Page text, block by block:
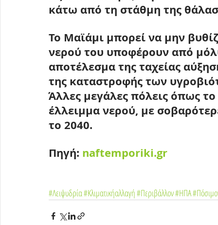
κάτω από τη στάθμη της
Το Μαϊάμι μπορεί να μην
νερού του υποφέρουν από
αποτέλεσμα της ταχείας
της καταστροφής των
Άλλες μεγάλες πόλεις όπως το
έλλειμμα νερού, με
το 2040.
Πηγή: naftemporiki.gr
#Λειψυδρία#Κλιματικήαλλαγή#Περιβάλλον#ΗΠΑ